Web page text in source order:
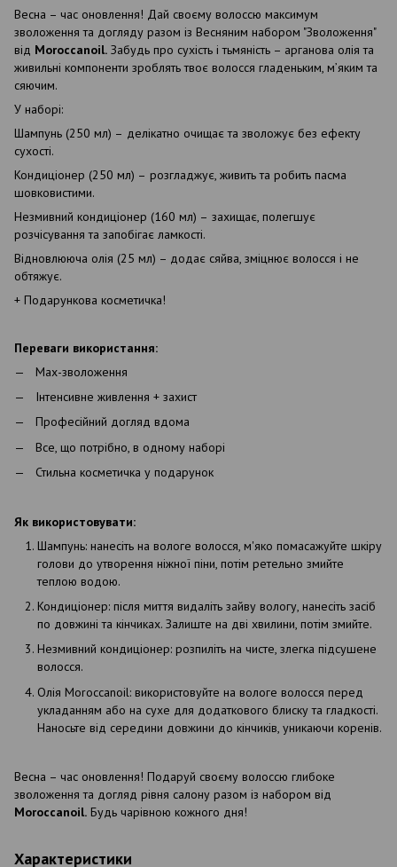
Весна – час оновлення! Дай своєму волоссю максимум
зволоження та догляду разом із Весняним набором "Зволоження"
від Moroccanoil. Забудь про сухість і тьмяність – арганова олія та
живильні компоненти зроблять твоє волосся гладеньким, м’яким та
сяючим.
У наборі:
Шампунь (250 мл) – делікатно очищає та зволожує без ефекту
сухості.
Кондиціонер (250 мл) – розгладжує живить та робить пасма
шовковистими.
Незмивний кондиціонер (160 мл) – захищає полегшує
розчісування та запобігає ламкості.
Відновлююча олія (25 мл) – додає сяйва, зміцнює волосся і не
обтяжує.
+ Подарункова косметичка!
Переваги використання:
Max-зволоження
Інтенсивне живлення + захист
Професійний догляд вдома
Все, що потрібно, в одному наборі
Стильна косметичка у подарунок
Як використовувати:
Шампунь: нанесіть на вологе волосся, м'яко помасажуйте шкіру
голови до утворення ніжної піни, потім ретельно змийте
теплою водою.
Кондиціонер: після миття видаліть зайву вологу, нанесіть засіб
по довжині та кінчиках. Залиште на дві хвилини, потім змийте.
Незмивний кондиціонер: розпиліть на чисте, злегка підсушене
волосся.
Олія Moroccanoil: використовуйте на вологе волосся перед
укладанням або на сухе для додаткового блиску та гладкості.
Наносьте від середини довжини до кінчиків, уникаючи коренів.
Весна – час оновлення! Подаруй своєму волоссю глибоке
зволоження та догляд рівня салону разом із набором від
Moroccanoil. Будь чарівною кожного дня!
Характеристики